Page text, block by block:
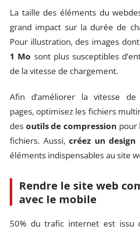
La taille des éléments du
grand impact sur la durée de
Pour illustration, des images dont
1 Mo sont plus susceptibles
de la vitesse de chargement.
Afin d’améliorer la vitesse
pages, optimisez les fichiers
des outils de compression pour
fichiers. Aussi,créez un design
éléments indispensables au site
Rendre le site web
avec le mobile
50% du trafic internet est issu